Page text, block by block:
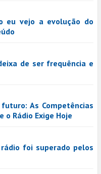
eu vejo a evolução do
de ser frequência e
As Competências
o Rádio Exige Hoje
foi superado pelos